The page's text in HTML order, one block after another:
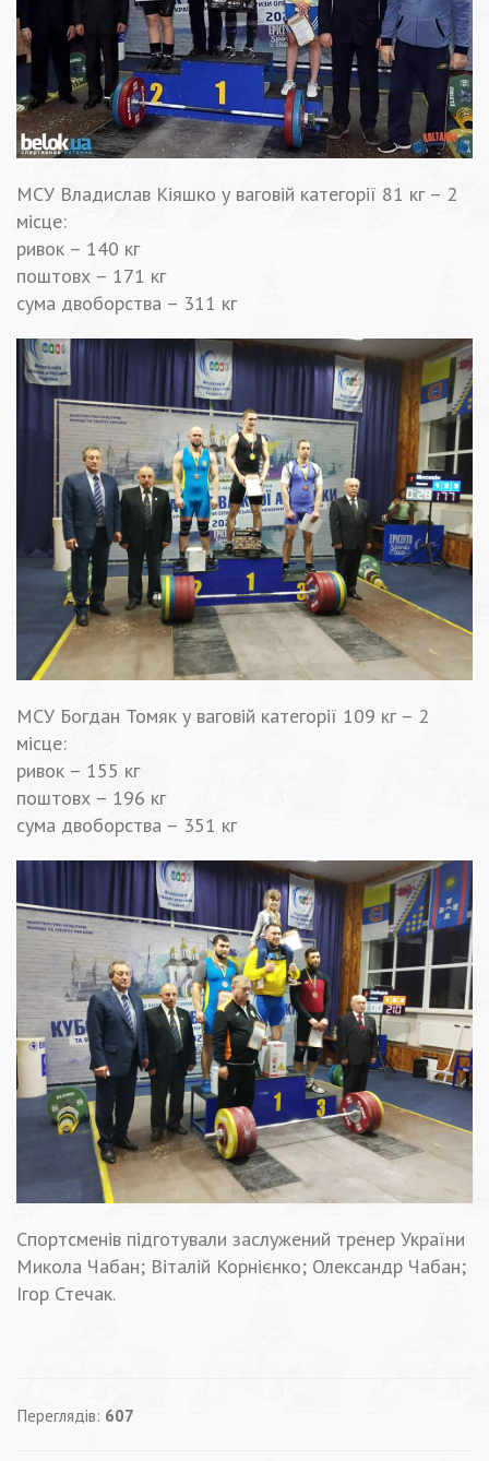
МСУ Владислав Кіяшко у ваговій категорії 81 кг – 2
місце:
ривок – 140 кг
поштовх – 171 кг
сума двоборства – 311 кг
МСУ Богдан Томяк у ваговій категорії 109 кг – 2
місце:
ривок – 155 кг
поштовх – 196 кг
сума двоборства – 351 кг
Спортсменів підготували заслужений тренер України
Микола Чабан; Віталій Корнієнко; Олександр Чабан;
Ігор Стечак.
Переглядів: 607